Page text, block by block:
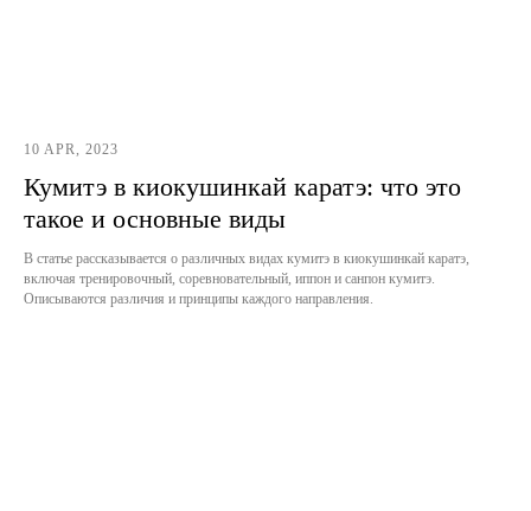
10 APR, 2023
Кумитэ в киокушинкай каратэ: что это
такое и основные виды
В статье рассказывается о различных видах кумитэ в киокушинкай каратэ,
включая тренировочный, соревновательный, иппон и санпон кумитэ.
Описываются различия и принципы каждого направления.